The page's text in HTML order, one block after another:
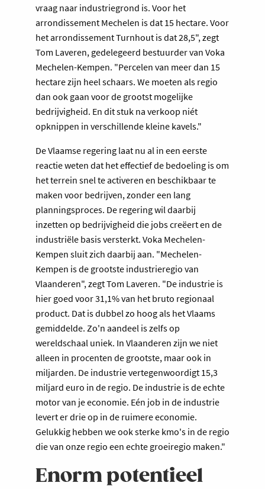
vraag naar industriegrond is. Voor het
arrondissement Mechelen is dat 15 hectare. Voor
het arrondissement Turnhout is dat 28,5", zegt
Tom Laveren, gedelegeerd bestuurder van Voka
Mechelen-Kempen. "Percelen van meer dan 15
hectare zijn heel schaars. We moeten als regio
dan ook gaan voor de grootst mogelijke
bedrijvigheid. En dit stuk na verkoop niét
opknippen in verschillende kleine kavels."
De Vlaamse regering laat nu al in een eerste
reactie weten dat het effectief de bedoeling is om
het terrein snel te activeren en beschikbaar te
maken voor bedrijven, zonder een lang
planningsproces. De regering wil daarbij
inzetten op bedrijvigheid die jobs creëert en de
industriële basis versterkt. Voka Mechelen-
Kempen sluit zich daarbij aan. "Mechelen-
Kempen is de grootste industrieregio van
Vlaanderen", zegt Tom Laveren. "De industrie is
hier goed voor 31,1% van het bruto regionaal
product. Dat is dubbel zo hoog als het Vlaams
gemiddelde. Zo'n aandeel is zelfs op
wereldschaal uniek. In Vlaanderen zijn we niet
alleen in procenten de grootste, maar ook in
miljarden. De industrie vertegenwoordigt 15,3
miljard euro in de regio. De industrie is de echte
motor van je economie. Eén job in de industrie
levert er drie op in de ruimere economie.
Gelukkig hebben we ook sterke kmo's in de regio
die van onze regio een echte groeiregio maken."
Enorm potentieel